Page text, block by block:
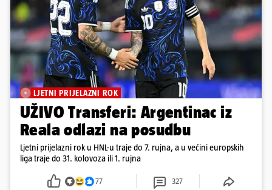
LJETNI PRIJELAZNI ROK
UŽIVO Transferi: Argentinac iz
Reala odlazi na posudbu
Ljetni prijelazni rok u HNL-u traje do 7. rujna, a u većini europskih
liga traje do 31. kolovoza ili 1. rujna
77 327